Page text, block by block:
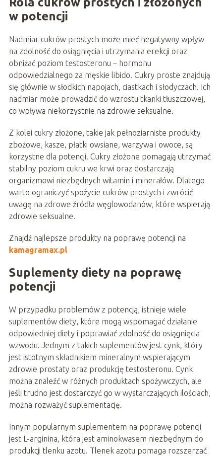
w potencji
Nadmiar cukrów prostych może mieć negatywny wpływ
na zdolność do osiągnięcia i utrzymania erekcji oraz
obniżać poziom testosteronu – hormonu
odpowiedzialnego za męskie libido. Cukry proste znajdują
się głównie w słodkich napojach, ciastkach i słodyczach. Ich
nadmiar może prowadzić do wzrostu tkanki tłuszczowej,
co wpływa niekorzystnie na zdrowie seksualne.
Z kolei cukry złożone, takie jak pełnoziarniste produkty
zbożowe, kasze, płatki owsiane, warzywa i owoce, są
korzystne dla potencji. Cukry złożone pomagają utrzymać
stabilny poziom cukru we krwi oraz dostarczają
organizmowi niezbędnych witamin i minerałów. Dlatego
warto ograniczyć spożycie cukrów prostych i zwrócić
uwagę na zdrowe źródła węglowodanów, które wspierają
zdrowie seksualne.
Znajdź najlepsze produkty na poprawę potencji na
kamagramax.pl
Suplementy diety na poprawę
potencji
W przypadku problemów z potencją, istnieje wiele
suplementów diety, które mogą wspomagać działanie
odpowiedniej diety i poprawiać zdolność do osiągnięcia
wzwodu. Jednym z takich suplementów jest cynk, który
jest istotnym składnikiem mineralnym wspierającym
zdrowie prostaty oraz produkcję testosteronu. Cynk
można znaleźć w różnych produktach spożywczych, ale
jeśli trudno jest dostarczyć go w wystarczających ilościach,
można rozważyć suplementację.
Innym popularnym suplementem na poprawę potencji
jest L-arginina, która jest aminokwasem niezbędnym do
produkcji tlenku azotu. Tlenek azotu pomaga rozszerzać